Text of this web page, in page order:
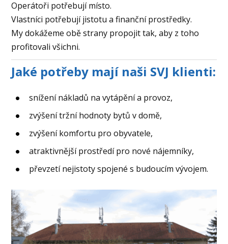
Operátoři potřebují místo.
Vlastníci potřebují jistotu a finanční prostředky.
My dokážeme obě strany propojit tak, aby z toho
profitovali všichni.
Jaké potřeby mají naši SVJ klienti:
snížení nákladů na vytápění a provoz,
zvýšení tržní hodnoty bytů v domě,
zvýšení komfortu pro obyvatele,
atraktivnější prostředí pro nové nájemníky,
převzetí nejistoty spojené s budoucím vývojem.